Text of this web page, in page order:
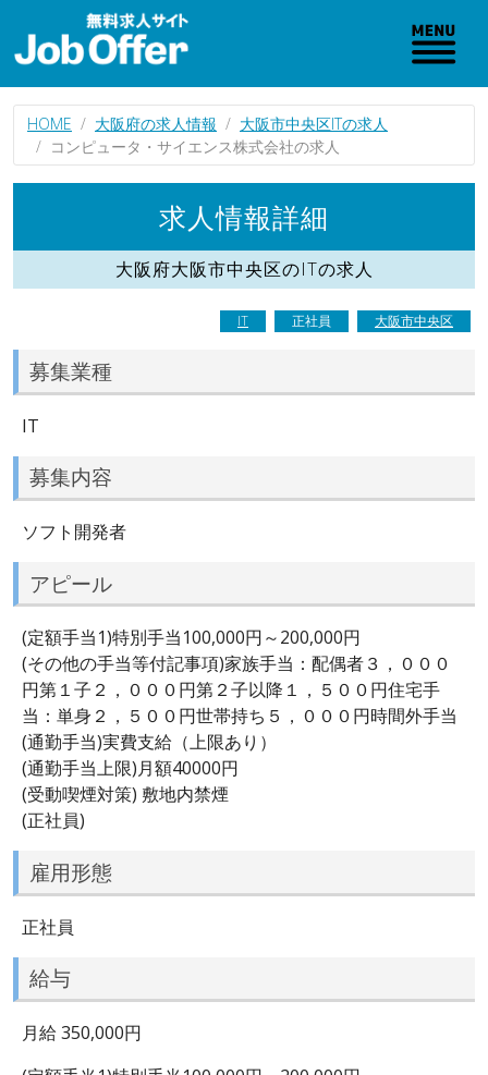
HOME 大阪府の求人情報
大阪市中央区ITの求人
コンピュータ・サイエンス株式会社の求人
求人情報詳細
大阪府大阪市中央区のITの求人
IT 正社員 大阪市中央区
募集業種
IT
募集内容
ソフト開発者
アピール
(定額手当1)特別手当100,000円～200,000円
(その他の手当等付記事項)家族手当：配偶者３，０００
円第１子２，０００円第２子以降１，５００円住宅手
当：単身２，５００円世帯持ち５，０００円時間外手当
(通勤手当)実費支給（上限あり）
(通勤手当上限)月額40000円
(受動喫煙対策) 敷地内禁煙
(正社員)
雇用形態
正社員
給与
月給 350,000円